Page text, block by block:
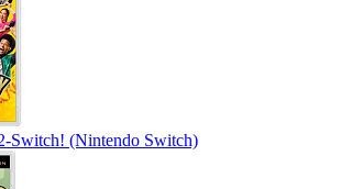
Switch! (Nintendo Switch)